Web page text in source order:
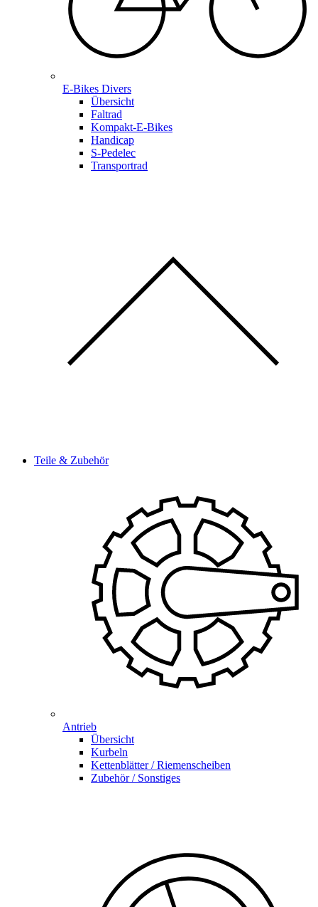
E-Bikes Divers
Übersicht
Faltrad
Kompakt-E-Bikes
Handicap
S-Pedelec
Transportrad
Teile & Zubehör
Antrieb
Übersicht
Kurbeln
Kettenblätter / Riemenscheiben
Zubehör / Sonstiges